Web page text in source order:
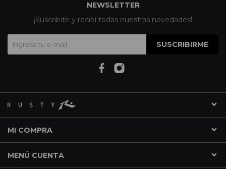
MI COMPRA
MENÚ CUENTA
NEWSLETTER
¡Suscribite y recibí todas nuestras novedades!
SUSCRIBIRME